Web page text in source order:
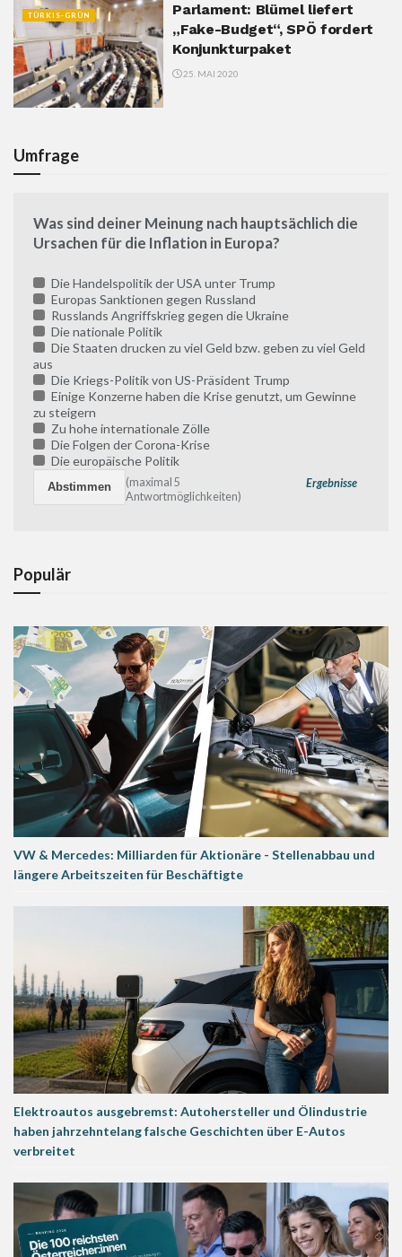
TÜRKIS-GRÜN
Parlament: Blümel liefert
„Fake-Budget“, SPÖ fordert
Konjunkturpaket
25. MAI 2020
Umfrage
Was sind deiner Meinung nach hauptsächlich die
Ursachen für die Inflation in Europa?
Die Handelspolitik der USA unter Trump
Europas Sanktionen gegen Russland
Russlands Angriffskrieg gegen die Ukraine
Die nationale Politik
Die Staaten drucken zu viel Geld bzw. geben zu viel Geld
aus
Die Kriegs-Politik von US-Präsident Trump
Einige Konzerne haben die Krise genutzt, um Gewinne
zu steigern
Zu hohe internationale Zölle
Die Folgen der Corona-Krise
Die europäische Politik
Ergebnisse
(maximal 5
Antwortmöglichkeiten)
Populär
VW & Mercedes: Milliarden für Aktionäre - Stellenabbau und
längere Arbeitszeiten für Beschäftigte
Elektroautos ausgebremst: Autohersteller und Ölindustrie
haben jahrzehntelang falsche Geschichten über E-Autos
verbreitet